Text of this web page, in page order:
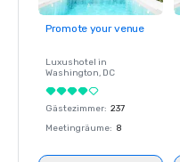
Promote your venue
Luxushotel in
Washington, DC
Gästezimmer: 237
Meetingräume: 8